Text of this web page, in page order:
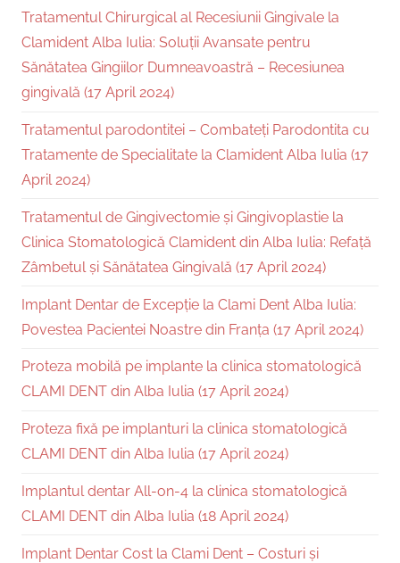
Tratamentul Chirurgical al Recesiunii Gingivale la
Clamident Alba Iulia: Soluții Avansate pentru
Sănătatea Gingiilor Dumneavoastră – Recesiunea
gingivală (17 April 2024)
Tratamentul parodontitei – Combateți Parodontita cu
Tratamente de Specialitate la Clamident Alba Iulia (17
April 2024)
Tratamentul de Gingivectomie și Gingivoplastie la
Clinica Stomatologică Clamident din Alba Iulia: Refață
Zâmbetul și Sănătatea Gingivală (17 April 2024)
Implant Dentar de Excepție la Clami Dent Alba Iulia:
Povestea Pacientei Noastre din Franța (17 April 2024)
Proteza mobilă pe implante la clinica stomatologică
CLAMI DENT din Alba Iulia (17 April 2024)
Proteza fixă pe implanturi la clinica stomatologică
CLAMI DENT din Alba Iulia (17 April 2024)
Implantul dentar All-on-4 la clinica stomatologică
CLAMI DENT din Alba Iulia (18 April 2024)
Implant Dentar Cost la Clami Dent – Costuri și